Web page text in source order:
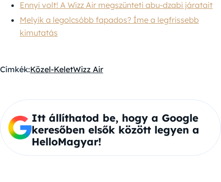
Ennyi volt! A Wizz Air megszünteti abu-dzabi járatait
Melyik a legolcsóbb fapados? Íme a legfrissebb
kimutatás
Címkék:Közel-KeletWizz Air
Itt állíthatod be, hogy a Google
keresőben elsők között legyen a
HelloMagyar!